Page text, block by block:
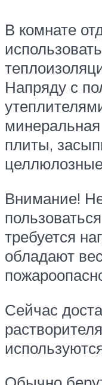
В комнате
Напряду с
плиты,
Внимание!
требуется
обладают
Сейчас